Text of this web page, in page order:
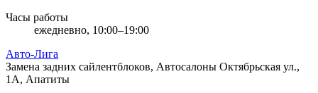
Часы работы
ежедневно, 10:00–19:00
Авто-Лига
Замена задних сайлентблоков, Автосалоны Октябрьская ул.,
1А, Апатиты